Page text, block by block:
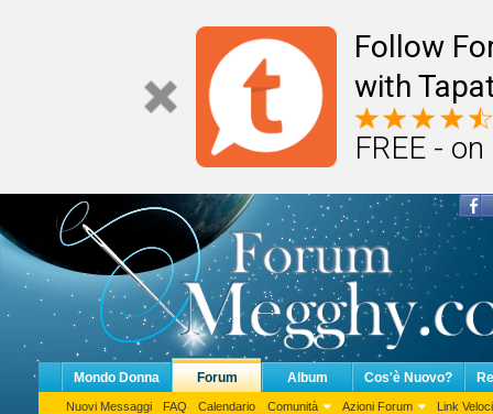
Follow
with
FREE -
Mondo Donna Forum
Nuovi Messaggi FAQ Calendario Comunità Azioni Forum Link Veloci
Album Cos'è Nuovo?